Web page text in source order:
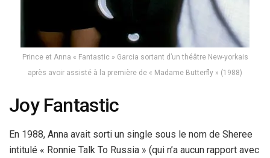
Prince et Anna « Fantastic » Garcia sortant d’un théâtre New-yorkais
après avoir assisté à la première de « Madame Butterfly » (1988)
Joy Fantastic
En 1988, Anna avait sorti un single sous le nom de Sheree
intitulé « Ronnie Talk To Russia » (qui n’a aucun rapport avec